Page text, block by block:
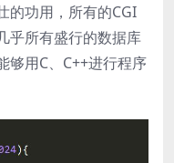
的功用，所有的CGI
乎所有盛行的数据库
够用C、C++进行程序